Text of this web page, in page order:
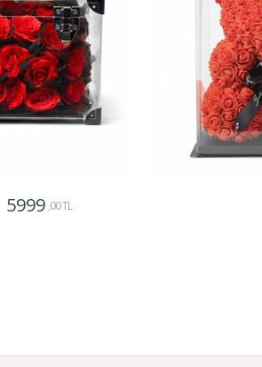
5999 ,00 TL